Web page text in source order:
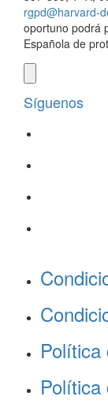
rgpd@harvard-
oportuno podrá
Española de
Síguenos
Política
Política